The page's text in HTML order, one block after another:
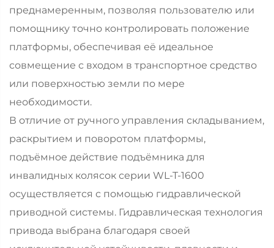
преднамеренным, позволяя пользователю или
помощнику точно контролировать положение
платформы, обеспечивая её идеальное
совмещение с входом в транспортное средство
или поверхностью земли по мере
необходимости.
В отличие от ручного управления складыванием,
раскрытием и поворотом платформы,
подъёмное действие подъёмника для
инвалидных колясок серии WL-T-1600
осуществляется с помощью гидравлической
приводной системы. Гидравлическая технология
привода выбрана благодаря своей